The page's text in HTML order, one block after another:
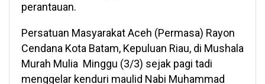
perantauan.
Persatuan Masyarakat Aceh (Permasa) Rayon
Cendana Kota Batam, Kepuluan Riau, di Mushala
Murah Mulia Minggu (3/3) sejak pagi tadi
menggelar kenduri maulid Nabi Muhammad